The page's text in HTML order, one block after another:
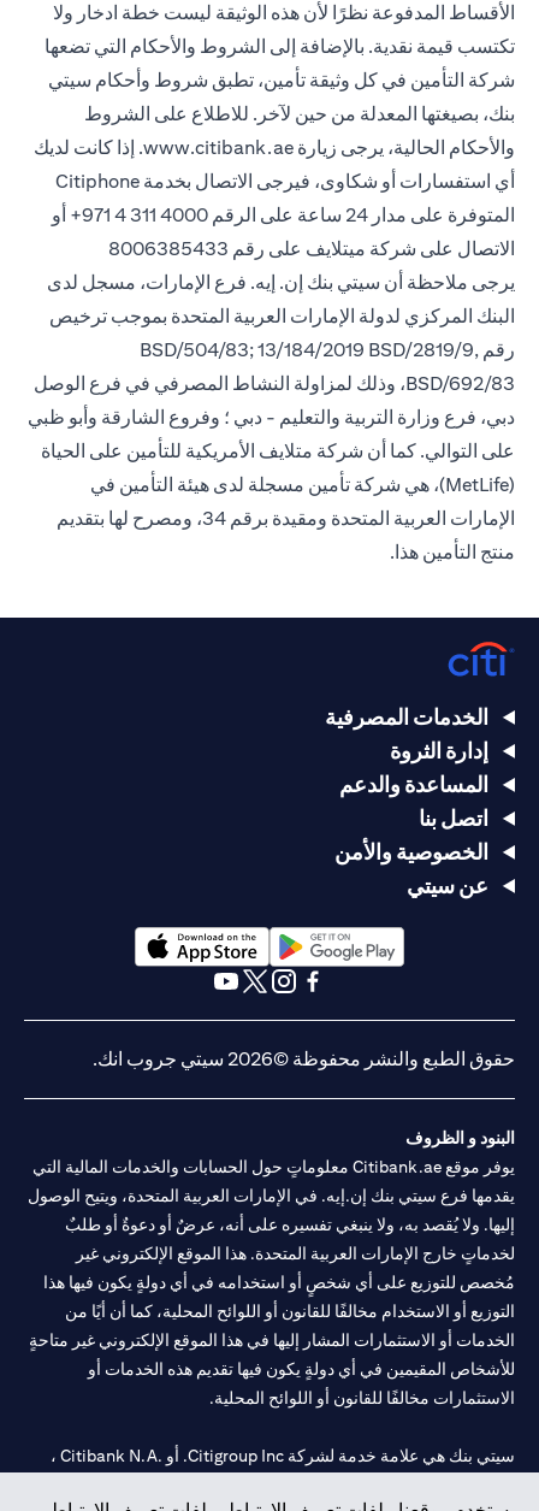
الأقساط المدفوعة نظرًا لأن هذه الوثيقة ليست خطة ادخار ولا
تكتسب قيمة نقدية. بالإضافة إلى الشروط والأحكام التي تضعها
شركة التأمين في كل وثيقة تأمين، تطبق شروط وأحكام سيتي
بنك، بصيغتها المعدلة من حين لآخر. للاطلاع على الشروط
والأحكام الحالية، يرجى زيارة www.citibank.ae. إذا كانت لديك
أي استفسارات أو شكاوى، فيرجى الاتصال بخدمة Citiphone
المتوفرة على مدار 24 ساعة على الرقم 4000 311 4 971+ أو
الاتصال على شركة ميتلايف على رقم 8006385433
يرجى ملاحظة أن سيتي بنك إن. إيه. فرع الإمارات، مسجل لدى
البنك المركزي لدولة الإمارات العربية المتحدة بموجب ترخيص
رقم BSD/504/83; 13/184/2019 BSD/2819/9,
BSD/692/83، وذلك لمزاولة النشاط المصرفي في فرع الوصل
دبي، فرع وزارة التربية والتعليم - دبي ؛ وفروع الشارقة وأبو ظبي
على التوالي. كما أن شركة متلايف الأمريكية للتأمين على الحياة
(MetLife)، هي شركة تأمين مسجلة لدى هيئة التأمين في
الإمارات العربية المتحدة ومقيدة برقم 34، ومصرح لها بتقديم
منتج التأمين هذا.
الخدمات المصرفية
إدارة الثروة
المساعدة والدعم
اتصل بنا
الخصوصية والأمن
عن سيتي
opens in a new tab
opens in a new tab
حقوق الطبع والنشر محفوظة ©2026 سيتي جروب انك.
البنود و الظروف
يوفر موقع Citibank.ae معلوماتٍ حول الحسابات والخدمات المالية التي
يقدمها فرع سيتي بنك إن.إيه. في الإمارات العربية المتحدة، ويتيح الوصول
إليها. ولا يُقصد به، ولا ينبغي تفسيره على أنه، عرضٌ أو دعوةٌ أو طلبٌ
لخدماتٍ خارج الإمارات العربية المتحدة. هذا الموقع الإلكتروني غير
مُخصص للتوزيع على أي شخصٍ أو استخدامه في أي دولةٍ يكون فيها هذا
التوزيع أو الاستخدام مخالفًا للقانون أو اللوائح المحلية، كما أن أيًا من
الخدمات أو الاستثمارات المشار إليها في هذا الموقع الإلكتروني غير متاحةٍ
للأشخاص المقيمين في أي دولةٍ يكون فيها تقديم هذه الخدمات أو
الاستثمارات مخالفًا للقانون أو اللوائح المحلية.
سيتي بنك هي علامة خدمة لشركة Citigroup Inc. أو .Citibank N.A ،